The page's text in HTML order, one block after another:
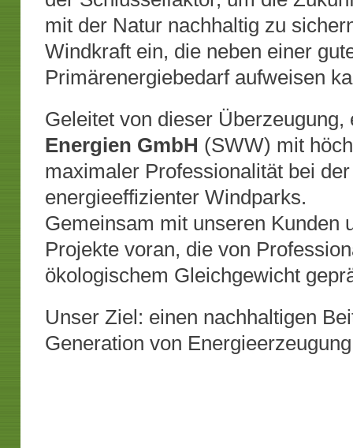
mit der Natur nachhaltig zu
Windkraft ein, die neben einer
Primärenergiebedarf aufweisen
Geleitet von dieser
Energien GmbH (SWW) mit
maximaler Professionalität bei
energieeffizienter Windparks.
Gemeinsam mit unseren Kunden
Projekte voran, die von
ökologischem Gleichgewicht
Unser Ziel: einen nachhaltigen
Generation von